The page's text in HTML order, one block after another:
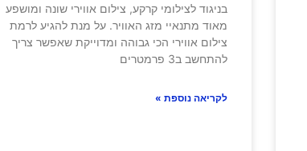
בניגוד לצילומי קרקע, צילום אווירי שונה ומושפע
מאוד מתנאיי מזג האוויר. על מנת להגיע לרמת
צילום אווירי הכי גבוהה ומדוייקת שאפשר צריך
להתחשב ב3 פרמטרים
לקריאה נוספת »